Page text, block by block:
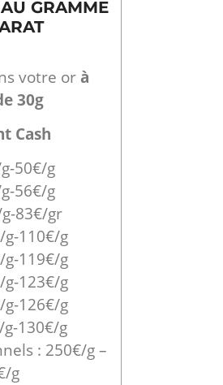
GRAMME
votre orà
30g
Cash
50€/g
56€/g
83€/gr
g-110€/g
g-119€/g
g-123€/g
g-126€/g
130€/g
: 250€/g –
g